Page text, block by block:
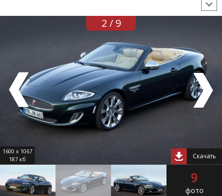
2 / 9
1600 x 1067
187 кб
Скачать
9
фото